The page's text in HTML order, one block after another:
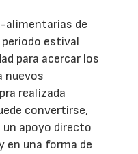
alimentarias de
periodo estival
para acercar los
nuevos
realizada
convertirse,
un apoyo directo
en una forma de